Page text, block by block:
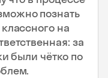
познать
на
за
были чётко по